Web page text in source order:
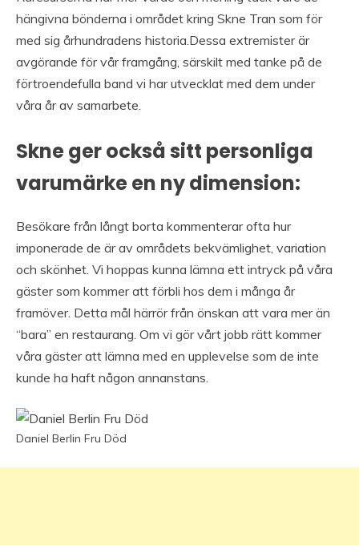
hängivna bönderna i området kring Skne Tran som för
med sig århundradens historia.Dessa extremister är
avgörande för vår framgång, särskilt med tanke på de
förtroendefulla band vi har utvecklat med dem under
våra år av samarbete.
Skne ger också sitt personliga
varumärke en ny dimension:
Besökare från långt borta kommenterar ofta hur
imponerade de är av områdets bekvämlighet, variation
och skönhet. Vi hoppas kunna lämna ett intryck på våra
gäster som kommer att förbli hos dem i många år
framöver. Detta mål härrör från önskan att vara mer än
“bara” en restaurang. Om vi gör vårt jobb rätt kommer
våra gäster att lämna med en upplevelse som de inte
kunde ha haft någon annanstans.
Daniel Berlin Fru Död